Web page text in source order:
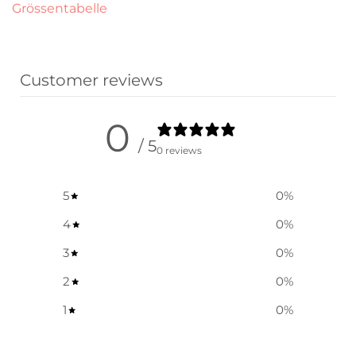
Grössentabelle
Customer reviews
0 / 50 reviews
5 0%
4
0%
3
0%
2
0%
1
0%